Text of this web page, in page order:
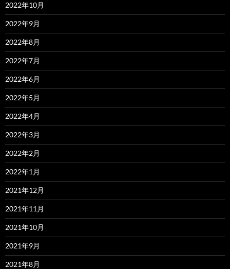
2022年10月
2022年9月
2022年8月
2022年7月
2022年6月
2022年5月
2022年4月
2022年3月
2022年2月
2022年1月
2021年12月
2021年11月
2021年10月
2021年9月
2021年8月